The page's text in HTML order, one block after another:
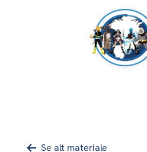
Se alt materiale